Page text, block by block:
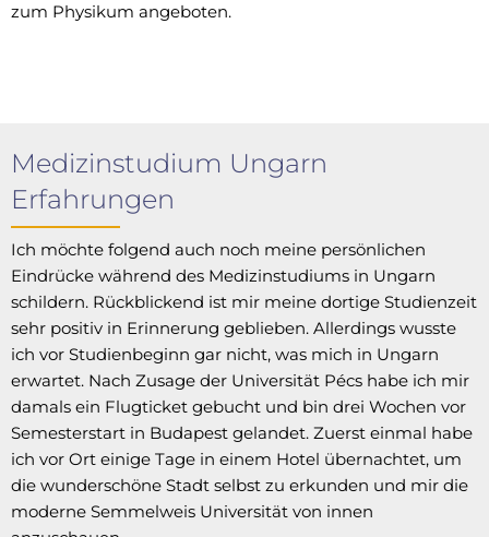
zum Physikum angeboten.
Medizinstudium Ungarn
Erfahrungen
Ich möchte folgend auch noch meine persönlichen
Eindrücke während des Medizinstudiums in Ungarn
schildern. Rückblickend ist mir meine dortige Studienzeit
sehr positiv in Erinnerung geblieben. Allerdings wusste
ich vor Studienbeginn gar nicht, was mich in Ungarn
erwartet. Nach Zusage der Universität Pécs habe ich mir
damals ein Flugticket gebucht und bin drei Wochen vor
Semesterstart in Budapest gelandet. Zuerst einmal habe
ich vor Ort einige Tage in einem Hotel übernachtet, um
die wunderschöne Stadt selbst zu erkunden und mir die
moderne Semmelweis Universität von innen